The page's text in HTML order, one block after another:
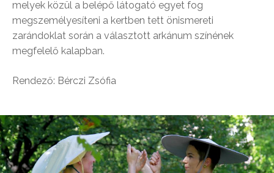
melyek közül a belépő látogató egyet fog
megszemélyesíteni a kertben tett önismereti
zarándoklat során a választott arkánum színének
megfelelő kalapban.
Rendező: Bérczi Zsófia